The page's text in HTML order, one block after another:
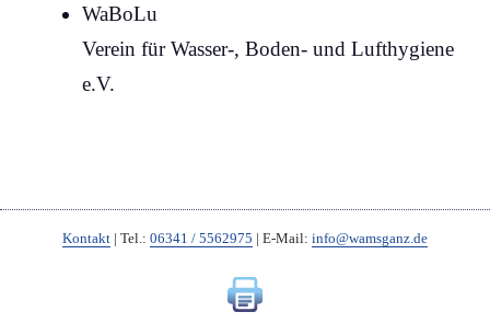
WaBoLu
Verein fürWasser-, Boden- und Lufthygiene
e.V.
Kontakt | Tel.: 06341 / 5562975 | E-Mail: info@wamsganz.de